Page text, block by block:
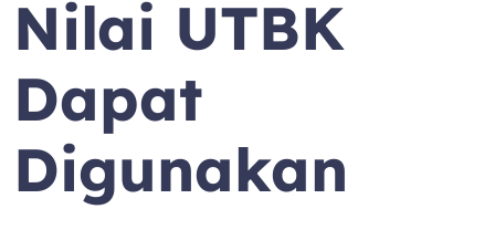
Nilai UTBK
Dapat
Digunakan